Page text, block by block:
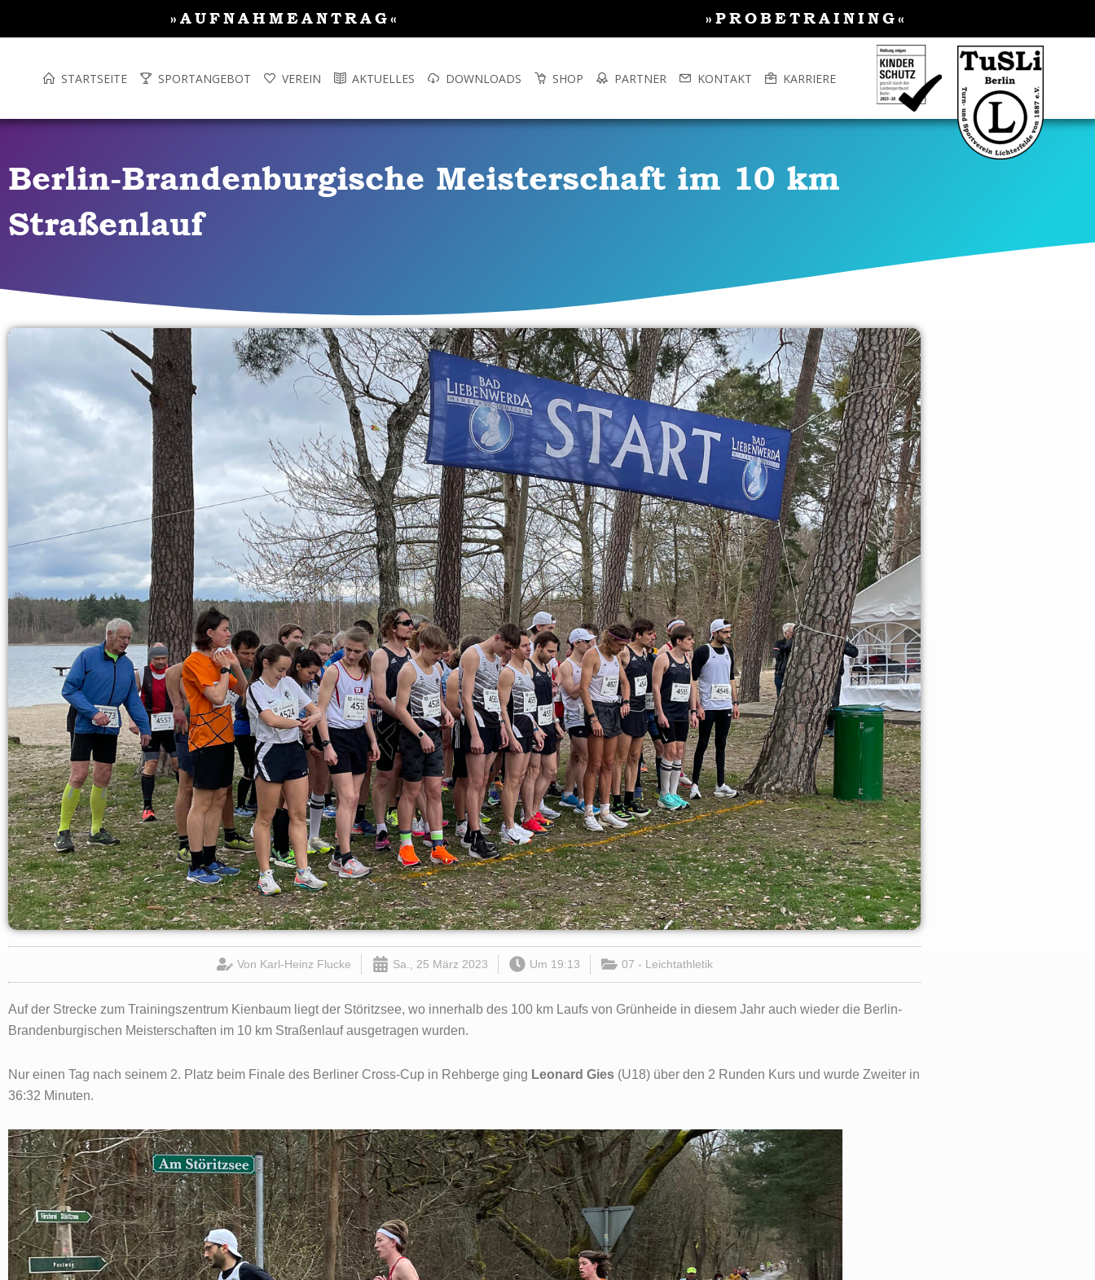
»AUFNAHMEANTRAG« »PROBETRAINING«
STARTSEITE SPORTANGEBOT VEREIN AKTUELLES DOWNLOADS SHOP PARTNER KONTAKT KARRIERE
Berlin-Brandenburgische Meisterschaft im 10 km
Straßenlauf
Von Karl-Heinz Flucke Sa., 25 März 2023 Um 19:13 07 - Leichtathletik
Auf der Strecke zum Trainingszentrum Kienbaum liegt der Störitzsee, wo innerhalb des 100 km Laufs von Grünheide in diesem Jahr auch wieder die Berlin-
Brandenburgischen Meisterschaften im 10 km Straßenlauf ausgetragen wurden.
Nur einen Tag nach seinem 2. Platz beim Finale des Berliner Cross-Cup in Rehberge ging Leonard Gies (U18) über den 2 Runden Kurs und wurde Zweiter in
36:32 Minuten.